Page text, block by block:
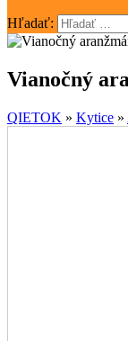
Hľadať:
Vianočný
QIETOK » Kytice »